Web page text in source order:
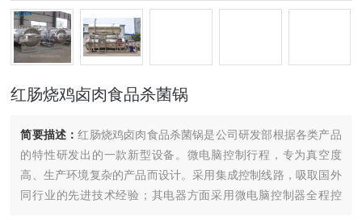
红肠烧鸡卤肉食品杀菌锅
简要描述：红肠烧鸡卤肉食品杀菌锅是公司研发部根据各类产品
的特性研发出的一款新型设备。微电脑控制行程，专为真空度
高、生产环境复杂的产品而设计。采用集成控制线路，吸取国外
同行业的先进技术经验；其电器方面采用微电脑控制器全程控